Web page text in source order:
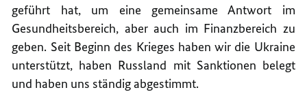
geführt hat, um eine gemeinsame Antwort im
Gesundheitsbereich, aber auch im Finanzbereich zu
geben. Seit Beginn des Krieges haben wir die Ukraine
unterstützt, haben Russland mit Sanktionen belegt
und haben uns ständig abgestimmt.